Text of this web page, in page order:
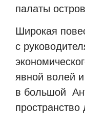
палаты
Широкая
с
явной волей
в большой